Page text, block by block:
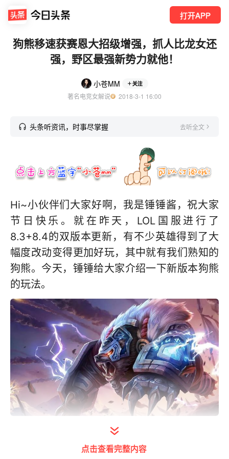
打开APP
狗熊移速获赛恩大招级增强，抓人比龙女还
强，野区最强新势力就他！
小苍MM 关注
著名电竞女解说
  2018-3-1 16:00
头条听资讯，时事尽掌握 去听全文
Hi~小伙伴们大家好啊，我是锤锤酱，祝大家
节日快乐。就在昨天，LOL国服进行了
8.3+8.4的双版本更新，有不少英雄得到了大
幅度改动变得更加好玩，其中就有我们熟知的
狗熊。今天，锤锤给大家介绍一下新版本狗熊
的玩法。
点击查看完整内容